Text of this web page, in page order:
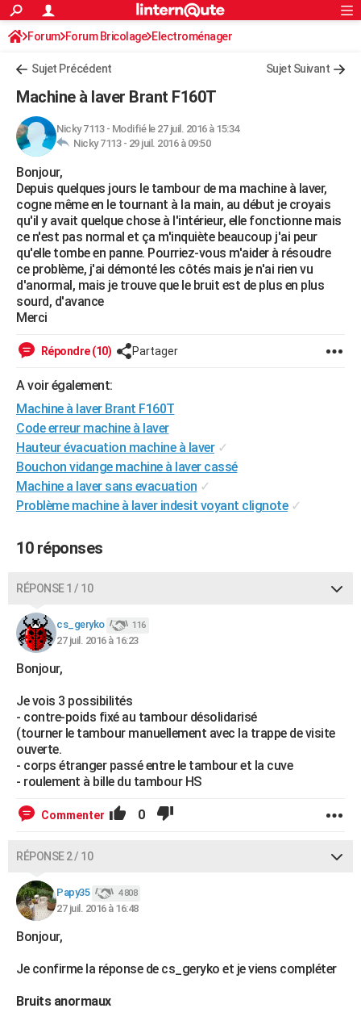
ACTUALITÉS
Politique
Société
Faits Divers
Education
Monde
Villes
+
FINANCE
Retraite
Impôts
Epargne
Immobilier
Risques naturels par ville
Banque
Assurance
Crédit
AUTO
Essais
Réserver un essai
Citadines
Berlines
SUV
Forum auto
+HIGH-TECH
Mobiles
Meilleur smartphone
Internet
Ordinateurs
Jeux vidéo
Guide high-tech
+BRICOLAGE
Forum
Aménagement intérieur
Extérieur
Cuisine
Salle de bains
Jardinage
Rangement
WEEK-END
Guides de France
Escapades
Patrimoine
Expositions
Musées
Week-end nature
LIFESTYLE
Art de vivre
Bien-être
Loisirs
ModeModes de vie
SANTE
Alimentation
Guide de la santé
Maladies
Médicaments
Sommeil
VOYAGE
Destinations
City break
Voyage nature
Voyage de noces
Forum
Climat
PHOTO
GUIDES D'ACHAT
BONS PLANS
CARTE DE VOEUX
Carte de Noël
Carte Bonne année
Carte Saint-Valentin
Carte Pâques
Carte d'anniversaire
DICTIONNAIRE
Dictionnaire
Biographies
Citations
Expressions
Proverbes
PROGRAMME TV
AVIS DE DÉCÈS
FORUM
Bricolage
Lifestyle
Culture
Sport
Auto
Television
Voyage
Cinema
S'inscrire
Connexion
Forum Forum Bricolage Electroménager
Sujet Précédent Sujet Suivant
Machine à laver Brant F160T
Nicky 7113- Modifié le 27 juil. 2016 à 15:34
Nicky 7113 - 29 juil. 2016 à 09:50
Bonjour,
Depuis quelques jours le tambour de ma machine à laver,
cogne même en le tournant à la main, au début je croyais
qu'il y avait quelque chose à l'intérieur, elle fonctionne mais
ce n'est pas normal et ça m'inquiète beaucoup j'ai peur
qu'elle tombe en panne. Pourriez-vous m'aider à résoudre
ce problème, j'ai démonté les côtés mais je n'ai rien vu
d'anormal, mais je trouve que le bruit est de plus en plus
sourd, d'avance
Merci
Répondre (10) Partager
A voir également:
Machine à laver Brant F160T
Code erreur machine à laver
Hauteur évacuation machine à laver ✓
Bouchon vidange machine à laver cassé
Machine a laver sans evacuation ✓
Problème machine à laver indesit voyant clignote ✓
10 réponses
RÉPONSE 1 / 10
cs_geryko 116
27 juil. 2016 à 16:23
Bonjour,
Je vois 3 possibilités
- contre-poids fixé au tambour désolidarisé
(tourner le tambour manuellement avec la trappe de visite
ouverte.
- corps étranger passé entre le tambour et la cuve
- roulement à bille du tambour HS
Commenter 0
RÉPONSE 2 / 10
Papy35 4 808
27 juil. 2016 à 16:48
Bonjour,
Je confirme la réponse de cs_geryko et je viens compléter
Bruits anormaux